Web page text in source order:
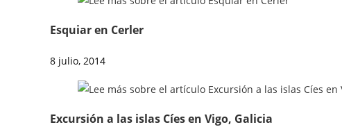
Esquiar en Cerler
8 julio, 2014
Excursión a las islas Cíes en Vigo, Galicia